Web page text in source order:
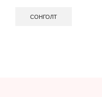
СОНГОЛТ